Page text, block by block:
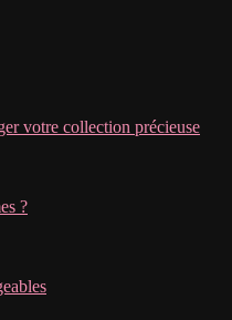
votre collection précieuse
?